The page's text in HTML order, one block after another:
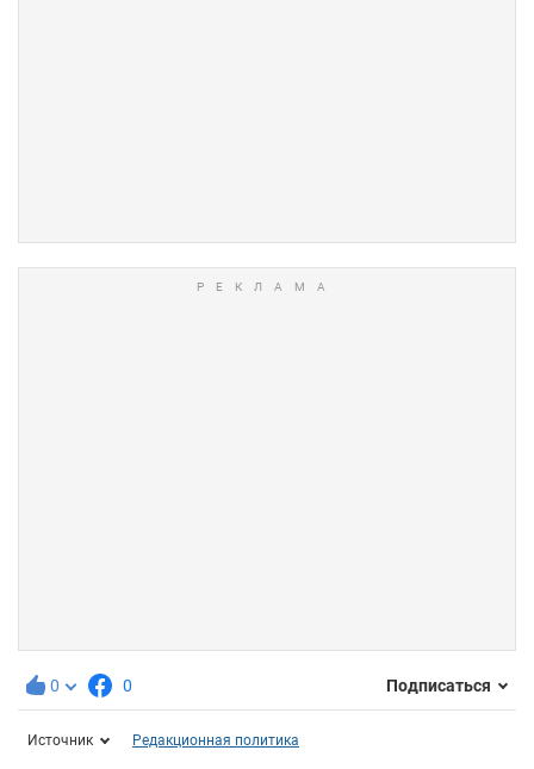
0 0 Подписаться
Источник Редакционная политика